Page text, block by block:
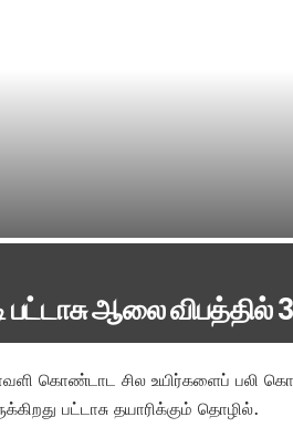
ஆலை விபத்தில் 3
கொண்டாட சில உயிர்களைப் பலி
பட்டாசு தயாரிக்கும் தொழில்.